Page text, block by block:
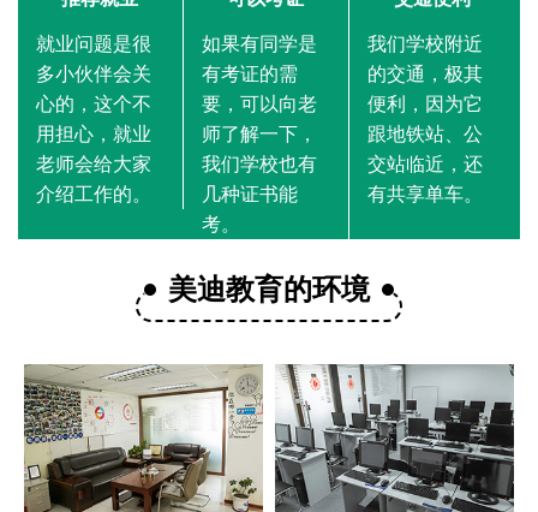
就业问题是很
多小伙伴会关
心的，这个不
用担心，就业
老师会给大家
介绍工作的。
如果有同学是
有考证的需
要，可以向老
师了解一下，
我们学校也有
几种证书能
考。
我们学校附近
的交通，极其
便利，因为它
跟地铁站、公
交站临近，还
有共享单车。
美迪教育的环境